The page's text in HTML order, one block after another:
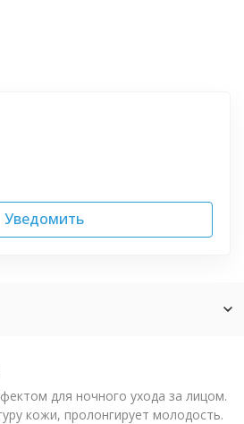
Уведомить
для ночного ухода за лицом.
кожи, пролонгирует молодость.